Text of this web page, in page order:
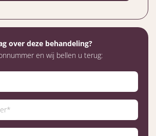
over deze behandeling?
en wij bellen u terug: